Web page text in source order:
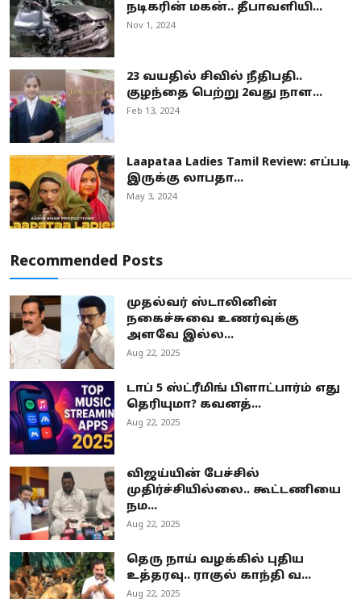
நடிகரின் மகன்.. தீபாவளியி...
Nov 1, 2024
23 வயதில் சிவில் நீதிபதி..
குழந்தை பெற்று 2வது நாள...
Feb 13, 2024
Laapataa Ladies Tamil Review: எப்படி
இருக்கு லாபதா...
May 3, 2024
Recommended Posts
முதல்வர் ஸ்டாலினின்
நகைச்சுவை உணர்வுக்கு
அளவே இல்ல...
Aug 22, 2025
டாப் 5 ஸ்ட்ரீமிங் பிளாட்பார்ம் எது
தெரியுமா? கவனத்...
Aug 22, 2025
விஜய்யின் பேச்சில்
முதிர்ச்சியில்லை.. கூட்டணியை
நம...
Aug 22, 2025
தெரு நாய் வழக்கில் புதிய
உத்தரவு.. ராகுல் காந்தி வ...
Aug 22, 2025